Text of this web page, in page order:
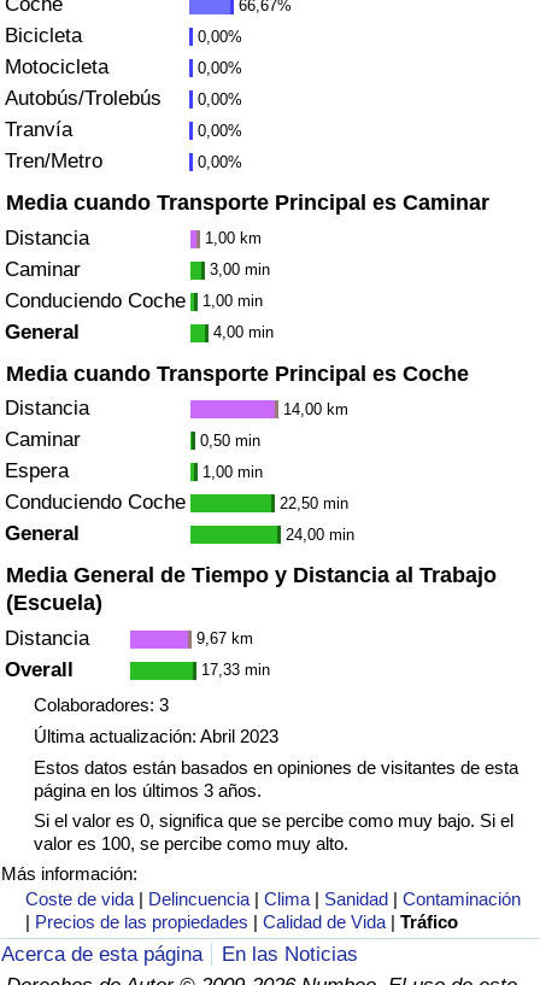
66,67%
Bicicleta 0,00%
Motocicleta 0,00%
Autobús/Trolebús 0,00%
Tranvía 0,00%
Tren/Metro 0,00%
Media cuando Transporte Principal es Caminar
Distancia 1,00 km
Caminar 3,00 min
Conduciendo Coche 1,00 min
General 4,00 min
Media cuando Transporte Principal es Coche
Distancia 14,00 km
Caminar 0,50 min
Espera 1,00 min
Conduciendo Coche 22,50 min
General 24,00 min
Media General de Tiempo y Distancia al Trabajo
(Escuela)
Distancia 9,67 km
Overall 17,33 min
Colaboradores: 3
Última actualización: Abril 2023
Estos datos están basados en opiniones de visitantes de esta
página en los últimos 3 años.
Si el valor es 0, significa que se percibe como muy bajo. Si el
valor es 100, se percibe como muy alto.
Más información:
Coste de vida | Delincuencia |Clima | Sanidad |Contaminación
| Precios de las propiedades |Calidad de Vida |Tráfico
Acerca de esta página
En las Noticias
Índice de Sanidad (Actual)
Índice de Sanidad
Índice de Sanidad por País
Índice de Contaminación (Actual)
Índice de contaminación
Índice de Contaminación por País
Tráfico
Índice de Tráfico
Índice de Tráfico (Actual)
Índice de Tráfico por País